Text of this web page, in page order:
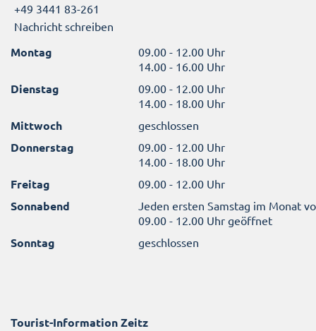
+49 3441 83-261
Nachricht schreiben
Montag
09.00 - 12.00 Uhr
14.00 - 16.00 Uhr
Dienstag
09.00 - 12.00 Uhr
14.00 - 18.00 Uhr
Mittwoch geschlossen
Donnerstag
09.00 - 12.00 Uhr
14.00 - 18.00 Uhr
Freitag 09.00 - 12.00 Uhr
Sonnabend
Jeden ersten Samstag im Monat
09.00 - 12.00 Uhr geöffnet
Sonntag geschlossen
Tourist-Information Zeitz